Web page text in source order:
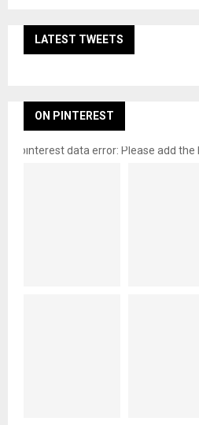
LATEST TWEETS
ON PINTEREST
pinterest data error: Please add the